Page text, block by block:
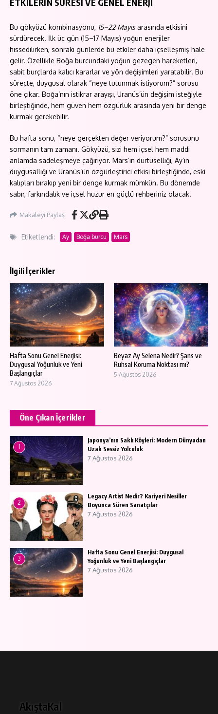
ETKİLERİN SÜRESİ VE GENEL ENERJİ
Bu gökyüzü kombinasyonu, 15–22 Mayısarasında etkisini
sürdürecek. İlk üç gün (15–17 Mayıs) yoğun enerjiler
hissedilirken, sonraki günlerde bu etkiler daha içselleşmiş hale
gelir. Özellikle Boğa burcundaki yoğun gezegen hareketleri,
sabit burçlarda kalıcı kararlar ve yön değişimleri yaratabilir. Bu
süreçte, duygusal olarak “neye tutunmak istiyorum?” sorusu
öne çıkar. Boğa’nın istikrar arayışı, Uranüs’ün değişim isteğiyle
birleştiğinde, hem güven hem özgürlük arasında yeni bir denge
kurmak gerekebilir.
Bu hafta sonu, “neye gerçekten değer veriyorum?” sorusunu
sormanın tam zamanı. Gökyüzü, sizi hem içsel hem maddi
anlamda sadeleşmeye çağırıyor. Mars’ın dürtüselliği, Ay’ın
duygusallığı ve Uranüs’ün özgürleştirici etkisi birleştiğinde, eski
kalıpları bırakıp yeni bir denge kurmak mümkün. Bu dönemde
sabır, farkındalık ve içsel huzur en güçlü rehberiniz olacak.
Makaleyi Paylaş
Etiketlendi: Ay Boğa burcu Mars
İlgili İçerikler
Hafta Sonu Genel Enerjisi:
Duygusal Yoğunluk ve Yeni
Başlangıçlar
7 Ağustos 2026
Beyaz Ay Selena Nedir? Şans ve
Ruhsal Koruma Noktası mı?
5 Ağustos 2026
Öne Çıkan İçerikler
1
Japonya’nın Saklı Köyleri: Modern Dünyadan
Uzak Sessiz Yolculuk
7 Ağustos 2026
2
Legacy Artist Nedir? Kariyeri Nesiller
Boyunca Süren Sanatçılar
7 Ağustos 2026
3
Hafta Sonu Genel Enerjisi: Duygusal
Yoğunluk ve Yeni Başlangıçlar
7 Ağustos 2026
AkıştaKal